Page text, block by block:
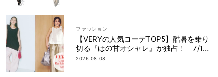
ファッション
【VERYの人気コーデTOP5】酷暑を乗り
切る『ほの甘オシャレ』が独占！｜7/1
1〜20
2026.08.08